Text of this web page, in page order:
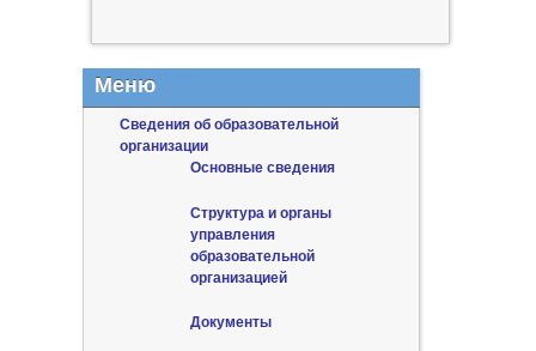
Меню
Сведения об образовательной
организации
Основные сведения
Структура и органы
управления
образовательной
организацией
Документы